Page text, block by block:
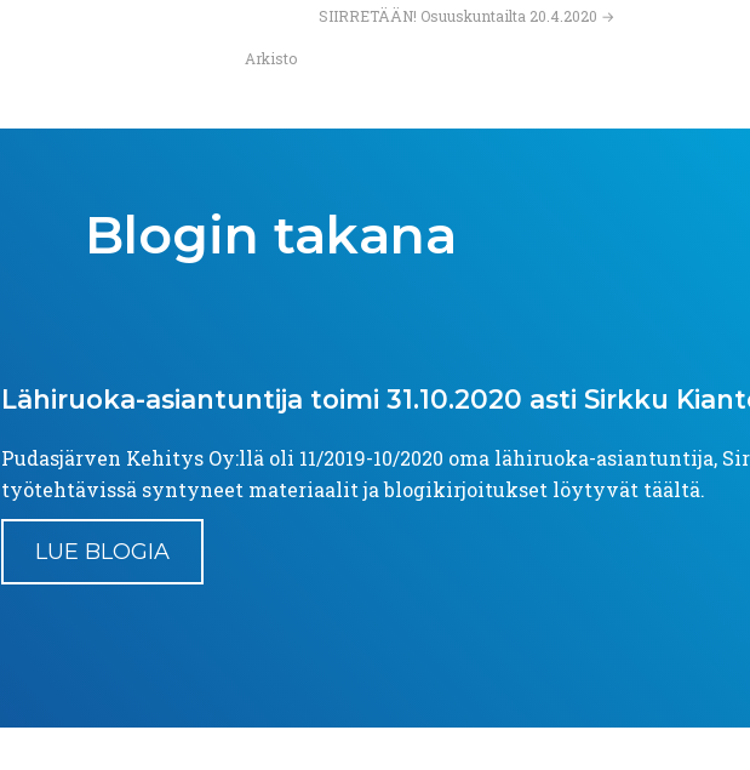
SIIRRETÄÄN! Osuuskuntailta 20.4.2020 →
Arkisto
Blogin takana
Lähiruoka-asiantuntija toimi31.10.2020 asti Sirkku
Pudasjärven Kehitys Oy:llä oli 11/2019-10/2020 oma lähiruoka-asiantuntija,
työtehtävissä syntyneet materiaalit ja blogikirjoitukset löytyvät täältä.
LUE BLOGIA